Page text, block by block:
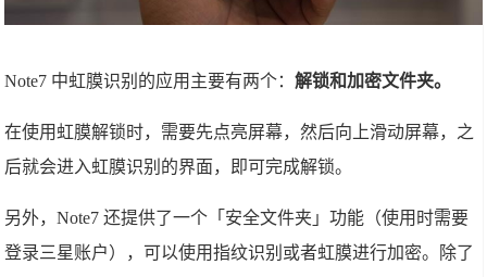
Note7 中虹膜识别的应用主要有两个：解锁和加密文件夹。
在使用虹膜解锁时，需要先点亮屏幕，然后向上滑动屏幕，之
后就会进入虹膜识别的界面，即可完成解锁。
另外，Note7 还提供了一个「安全文件夹」功能（使用时需要
登录三星账户），可以使用指纹识别或者虹膜进行加密。除了